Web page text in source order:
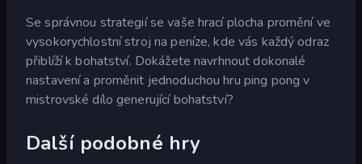
Se správnou strategií se vaše hrací plocha promění ve
vysokorychlostní stroj na peníze, kde vás každý odraz
přiblíží k bohatství. Dokážete navrhnout dokonalé
nastavení a proměnit jednoduchou hru ping pong v
mistrovské dílo generující bohatství?
Další podobné hry